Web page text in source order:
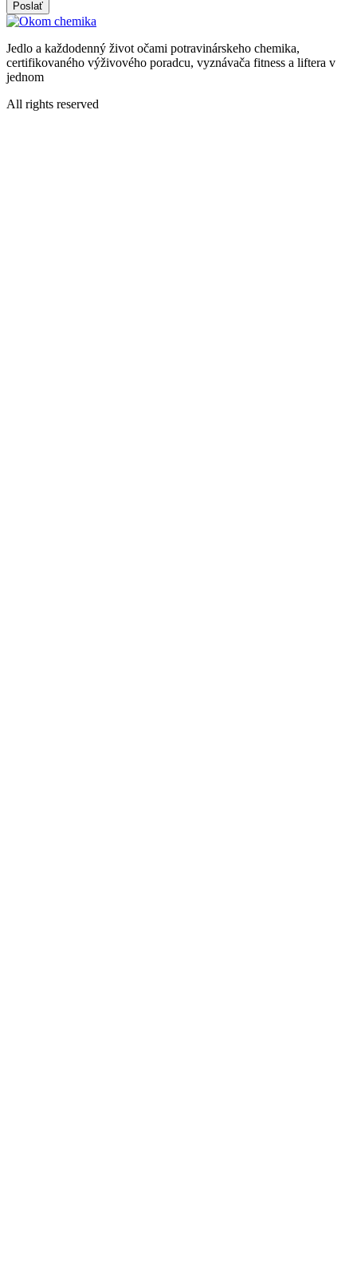
Poslať
Jedlo a každodenný život očami potravinárskeho chemika,
certifikovaného výživového poradcu, vyznávača fitness a liftera v
jednom
All rights reserved